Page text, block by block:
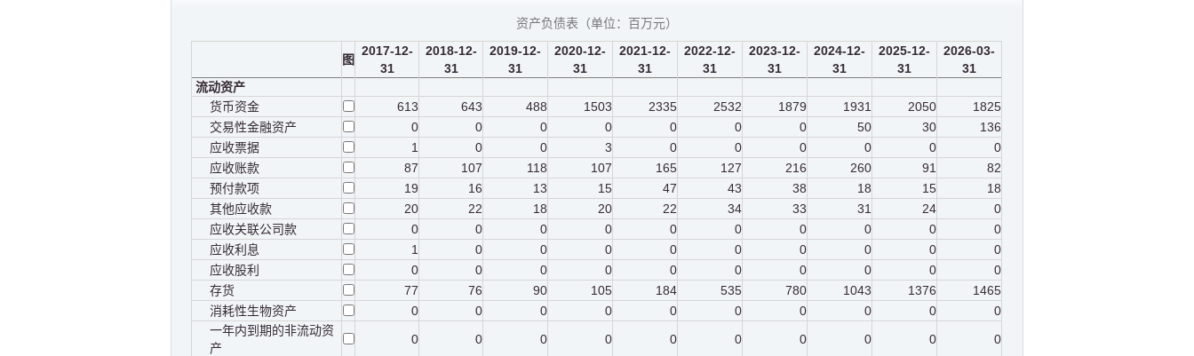
资产负债表（单位： 百万元）
图
2017-12-
31
2018-12-
31
2019-12-
31
2020-12-
31
2021-12-
31
2022-12-
31
2023-12-
31
2024-12-
31
2025-12-
31
2026-03-
31
流动资产
货币资金
613 643 488 1503 2335 2532 1879 1931 2050
1825
交易性金融资产
0 0 0 0 0 0 0 50 30
136
应收票据
1 0 0 3 0 0 0 0 0
0
应收账款
87 107 118 107 165 127 216 260 91
82
预付款项
19 16 13 15 47 43 38 18 15
18
其他应收款
20 22 18 20 22 34 33 31 24
0
应收关联公司款
0 0 0 0 0 0 0 0 0
0
应收利息
1 0 0 0 0 0 0 0 0
0
应收股利
0 0 0 0 0 0 0 0 0
0
存货
77 76 90 105 184 535 780 1043 1376
1465
消耗性生物资产
0 0 0 0 0 0 0 0 0
0
一年内到期的非流动资
产
0 0 0 0 0 0 0 0 0
0